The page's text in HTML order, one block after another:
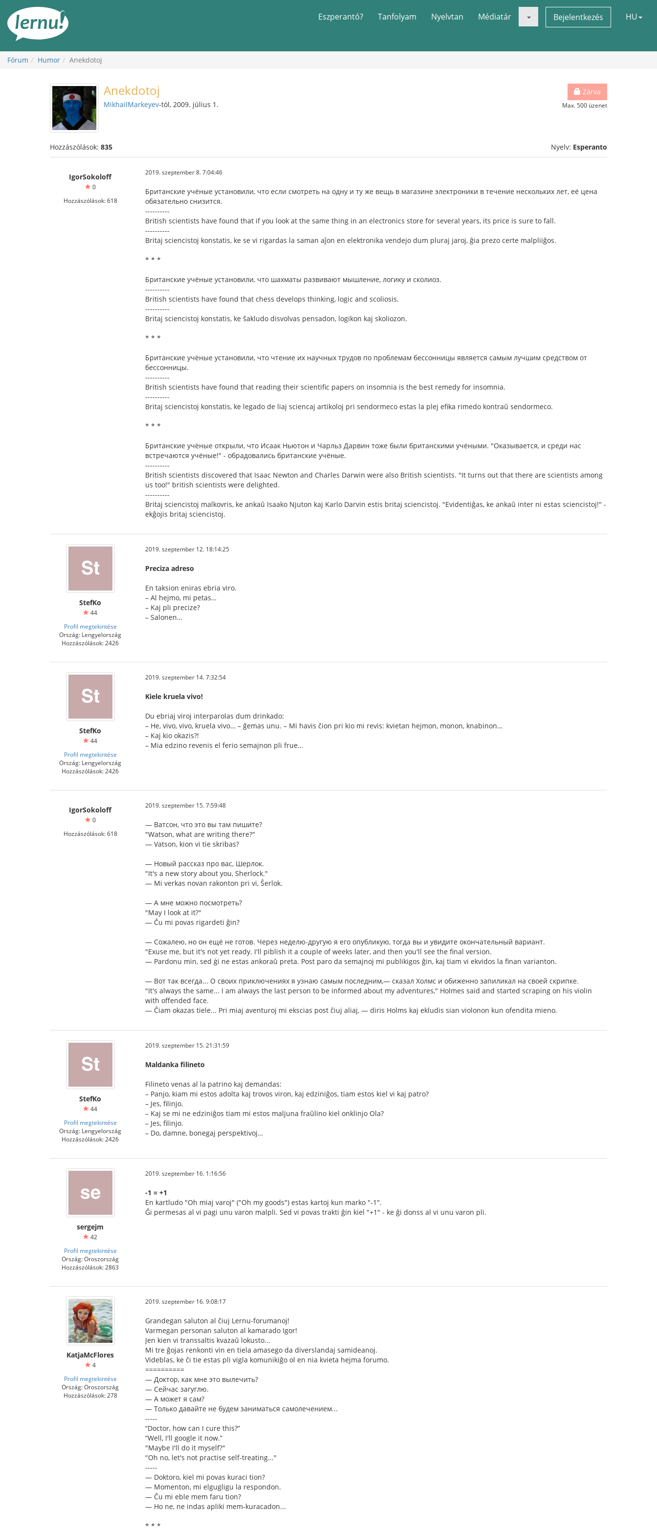
Eszperantó? Tanfolyam Nyelvtan Médiatár Bejelentkezés HU
Fórum Humor Anekdotoj
Zárva
Max. 500 üzenet
Anekdotoj
MikhailMarkeyev-tól, 2009. július 1.
Hozzászólások: 835 Nyelv: Esperanto
IgorSokoloff
0
Hozzászólások: 618
2019. szeptember 8. 7:04:46
Британские учёные установили, что если смотреть на одну и ту же вещь в магазине электроники в течение нескольких лет, её цена
обязательно снизится.
----------
British scientists have found that if you look at the same thing in an electronics store for several years, its price is sure to fall.
----------
Britaj sciencistoj konstatis, ke se vi rigardas la saman aĵon en elektronika vendejo dum pluraj jaroj, ĝia prezo certe malpliiĝos.
* * *
Британские учёные установили, что шахматы развивают мышление, логику и сколиоз.
----------
British scientists have found that chess develops thinking, logic and scoliosis.
----------
Britaj sciencistoj konstatis, ke ŝakludo disvolvas pensadon, logikon kaj skoliozon.
* * *
Британские учёные установили, что чтение их научных трудов по проблемам бессонницы является самым лучшим средством от
бессонницы.
----------
British scientists have found that reading their scientific papers on insomnia is the best remedy for insomnia.
----------
Britaj sciencistoj konstatis, ke legado de liaj sciencaj artikoloj pri sendormeco estas la plej efika rimedo kontraŭ sendormeco.
* * *
Британские учёные открыли, что Исаак Ньютон и Чарльз Дарвин тоже были британскими учёными. "Оказывается, и среди нас
встречаются учёные!" - обрадовались британские учёные.
----------
British scientists discovered that Isaac Newton and Charles Darwin were also British scientists. "It turns out that there are scientists among
us too!" british scientists were delighted.
----------
Britaj sciencistoj malkovris, ke ankaŭ Isaako Njuton kaj Karlo Darvin estis britaj sciencistoj. "Evidentiĝas, ke ankaŭ inter ni estas sciencistoj!" -
ekĝojis britaj sciencistoj.
StefKo
44
Profil megtekintése
Ország: Lengyelország
Hozzászólások: 2426
2019. szeptember 12. 18:14:25
Preciza adreso
En taksion eniras ebria viro.
– Al hejmo, mi petas…
– Kaj pli precize?
– Salonen…
StefKo
44
Profil megtekintése
Ország: Lengyelország
Hozzászólások: 2426
2019. szeptember 14. 7:32:54
Kiele kruela vivo!
Du ebriaj viroj interparolas dum drinkado:
– He, vivo, vivo, kruela vivo… – ĝemas unu. – Mi havis ĉion pri kio mi revis: kvietan hejmon, monon, knabinon…
– Kaj kio okazis?!
– Mia edzino revenis el ferio semajnon pli frue…
IgorSokoloff
0
Hozzászólások: 618
2019. szeptember 15. 7:59:48
— Ватсон, что это вы там пишите?
"Watson, what are writing there?"
— Vatson, kion vi tie skribas?
— Новый рассказ про вас, Шерлок.
"It's a new story about you, Sherlock."
— Mi verkas novan rakonton pri vi, Ŝerlok.
— А мне можно посмотреть?
"May I look at it?"
— Ĉu mi povas rigardeti ĝin?
— Сожалею, но он ещё не готов. Через неделю-другую я его опубликую, тогда вы и увидите окончательный вариант.
"Exuse me, but it's not yet ready. I'll piblish it a couple of weeks later, and then you'll see the final version.
— Pardonu min, sed ġi ne estas ankoraŭ preta. Post paro da semajnoj mi publikigos ĝin, kaj tiam vi ekvidos la finan varianton.
— Вот так всегда... О своих приключениях я узнаю самым последним,— сказал Холмс и обиженно запиликал на своей скрипке.
"It's always the same... I am always the last person to be informed about my adventures," Holmes said and started scraping on his violin
with offended face.
— Ĉiam okazas tiele... Pri miaj aventuroj mi ekscias post ĉiuj aliaj, — diris Holms kaj ekludis sian violonon kun ofendita mieno.
StefKo
44
Profil megtekintése
Ország: Lengyelország
Hozzászólások: 2426
2019. szeptember 15. 21:31:59
Maldanka filineto
Filineto venas al la patrino kaj demandas:
– Panjo, kiam mi estos adolta kaj trovos viron, kaj edziniĝos, tiam estos kiel vi kaj patro?
– Jes, filinjo.
– Kaj se mi ne edziniĝos tiam mi estos maljuna fraŭlino kiel onklinjo Ola?
– Jes, filinjo.
– Do, damne, bonegaj perspektivoj…
sergejm
42
Profil megtekintése
Ország: Oroszország
Hozzászólások: 2863
2019. szeptember 16. 1:16:56
-1 = +1
En kartludo "Oh miaj varoj" ("Oh my goods") estas kartoj kun marko "-1".
Ĝi permesas al vi pagi unu varon malpli. Sed vi povas trakti ĝin kiel "+1" - ke ĝi donss al vi unu varon pli.
KatjaMcFlores
4
Profil megtekintése
Ország: Oroszország
Hozzászólások: 278
2019. szeptember 16. 9:08:17
Grandegan saluton al ĉiuj Lernu-forumanoj!
Varmegan personan saluton al kamarado Igor!
Jen kien vi transsaltis kvazaŭ lokusto...
Mi tre ĝojas renkonti vin en tiela amasego da diverslandaj samideanoj.
Videblas, ke ĉi tie estas pli vigla komunikiĝo ol en nia kvieta hejma forumo.
==========
— Доктор, как мне это вылечить?
— Сейчас загуглю.
— А может я сам?
— Только давайте не будем заниматься самолечением...
-----
“Doctor, how can I cure this?”
“Well, I'll google it now.”
"Maybe I'll do it myself?"
"Oh no, let's not practise self-treating..."
-----
— Doktoro, kiel mi povas kuraci tion?
— Momenton, mi elgugligu la respondon.
— Ĉu mi eble mem faru tion?
— Ho ne, ne indas apliki mem-kuracadon...
* * *